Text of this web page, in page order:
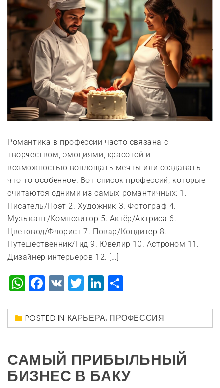
Романтика в профессии часто связана с
творчеством, эмоциями, красотой и
возможностью воплощать мечты или создавать
что-то особенное. Вот список профессий, которые
считаются одними из самых романтичных: 1.
Писатель/Поэт 2. Художник 3. Фотограф 4.
Музыкант/Композитор 5. Актёр/Актриса 6.
Цветовод/Флорист 7. Повар/Кондитер 8.
Путешественник/Гид 9. Ювелир 10. Астроном 11.
Дизайнер интерьеров 12. […]
WhatsApp
Facebook
VK TwitterLinkedIn
POSTED IN КАРЬЕРА, ПРОФЕССИЯ
САМЫЙ ПРИБЫЛЬНЫЙ
БИЗНЕС В БАКУ